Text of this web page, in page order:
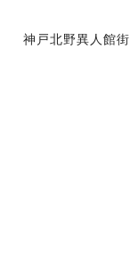
神戸北野異人館街